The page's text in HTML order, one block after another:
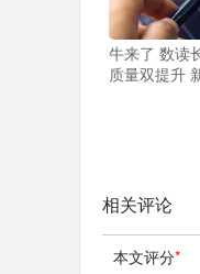
牛来了 数读
质量双提升
相关评论
本文评分*